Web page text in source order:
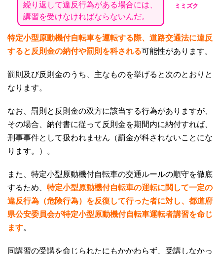
ミミズク
繰り返して違反行為がある場合には、
講習を受けなければならないんだ。
特定小型原動機付自転車を運転する際、道路交通法に違反
すると反則金の納付や罰則を科される可能性があります。
罰則及び反則金のうち、主なものを挙げると次のとおりと
なります。
なお、罰則と反則金の双方に該当する行為がありますが、
その場合、納付書に従って反則金を期間内に納付すれば、
刑事事件として扱われません（罰金が科されないことにな
ります。）。
また、特定小型原動機付自転車の交通ルールの順守を徹底
するため、 特定小型原動機付自転車の運転に関して一定の
違反行為（危険行為）を反復して行った者に対し、都道府
県公安委員会が特定小型原動機付自転車運転者講習を命じ
ます。
同講習の受講を命じられたにもかかわらず、受講しなかっ